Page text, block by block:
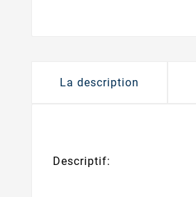
La description
Descriptif: